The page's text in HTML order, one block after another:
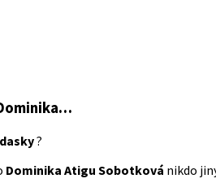
?
Dominika Atigu Sobotková nikdo